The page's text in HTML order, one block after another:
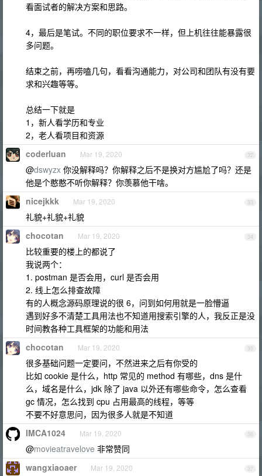
看面试者的解决方案和思路。
4，最后是笔试。不同的职位要求不一样，但上机往往能暴露很
多问题。
结束之前，再唠嗑几句，看看沟通能力，对公司和团队有没有要
求和兴趣等等。
总结一下就是
1，新人看学历和专业
2，老人看项目和资源
32
coderluan Mar 19, 2020
@dswyzx 你没解释吗？你解释之后不是换对方尴尬了吗？还是
他是个憨憨不听你解释？你羡慕他干啥。
33
nicejkkk Mar 19, 2020
礼貌+礼貌+礼貌
34
chocotan Mar 19, 2020
比较重要的楼上的都说了
我说两个：
1. postman 是否会用，curl 是否会用
2. 线上怎么排查故障
有的人概念源码原理说的很 6，问到如何用就是一脸懵逼
遇到好多不清楚工具用法也不知道用搜索引擎的人，我反正是没
时间教各种工具框架的功能和用法
35
chocotan Mar 19, 2020
很多基础问题一定要问，不然进来之后有你受的
比如 cookie 是什么，http 常见的 method 有哪些，dns 是什
么，域名是什么，jdk 除了 java 以外还有哪些命令，怎么查看
gc 情况，怎么找到 cpu 占用最高的线程，等等
不要不好意思问，因为很多人就是不知道
36
IMCA1024 Mar 19, 2020
@movieatravelove 非常赞同
37
wangxiaoaer Mar 19, 2020